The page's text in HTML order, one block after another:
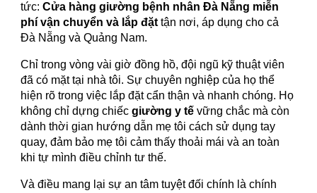
tức:Cửa hàng giường bệnh nhân Đà Nẵng miễn
phí vận chuyển và lắp đặt tận nơi, áp dụng cho cả
Đà Nẵng và Quảng Nam.
Chỉ trong vòng vài giờ đồng hồ, đội ngũ kỹ thuật viên
đã có mặt tại nhà tôi. Sự chuyên nghiệp của họ thể
hiện rõ trong việc lắp đặt cẩn thận và nhanh chóng. Họ
không chỉ dựng chiếcgiường y tế vững chắc mà còn
dành thời gian hướng dẫn mẹ tôi cách sử dụng tay
quay, đảm bảo mẹ tôi cảm thấy thoải mái và an toàn
khi tự mình điều chỉnh tư thế.
Và điều mang lại sự an tâm tuyệt đối chính là chính